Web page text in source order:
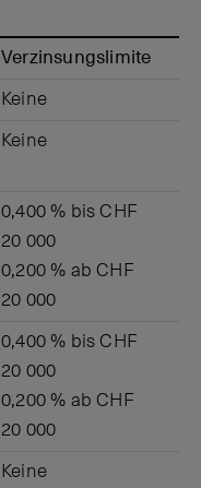
Verzins­ungs­limite
Keine
Keine
0,400 % bis CHF
20 000
0,200 % ab CHF
20 000
0,400 % bis CHF
20 000
0,200 % ab CHF
20 000
Keine